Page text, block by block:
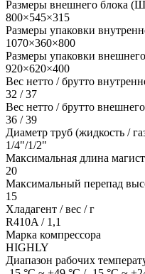
Размеры внешнего блока
800×545×315
Размеры упаковки
1070×360×800
Размеры упаковки
920×620×400
Вес нетто / брутто
32 / 37
Вес нетто / брутто
36 / 39
Диаметр труб (жидкость /
1/4"/1/2"
Максимальная длина
20
Максимальный перепад
15
Хладагент / вес / г
R410A / 1,1
Марка компрессора
HIGHLY
Диапазон рабочих